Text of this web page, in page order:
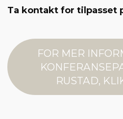
Ta kontakt for tilpasset
FOR MER
RUSTAD,